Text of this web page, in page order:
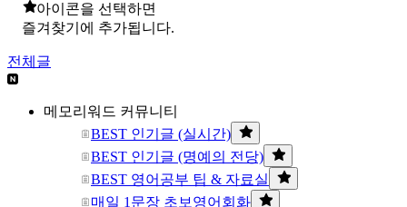
아이콘을 선택하면
즐겨찾기에 추가됩니다.
전체글
메모리워드 커뮤니티
BEST 인기글 (실시간)
BEST 인기글 (명예의 전당)
BEST 영어공부 팁 & 자료실
매일 1문장 초보영어회화